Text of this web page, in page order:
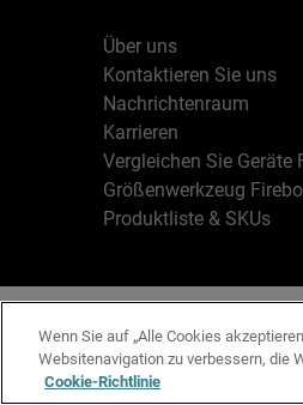
Über uns
Kontaktieren Sie uns
Nachrichtenraum
Karrieren
Vergleichen Sie Geräte
Größenwerkzeug
Produktliste & SKUs
Wenn Sie auf „Alle Cookies
Websitenavigation zu verbessern, die
Cookie-Richtlinie